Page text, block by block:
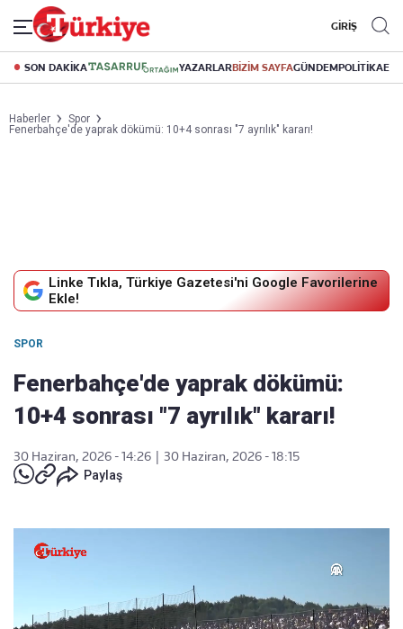
GİRİŞ
SON DAKİKA YAZARLARBİZİM SAYFAGÜNDEMPOLİTİKA
Haberler
Spor
Fenerbahçe'de yaprak dökümü: 10+4 sonrası "7 ayrılık" kararı!
Linke Tıkla, Türkiye Gazetesi'ni Google Favorilerine
Ekle!
SPOR
Fenerbahçe'de yaprak dökümü:
10+4 sonrası "7 ayrılık" kararı!
30 Haziran, 2026 - 14:26
30 Haziran, 2026 - 18:15
Paylaş